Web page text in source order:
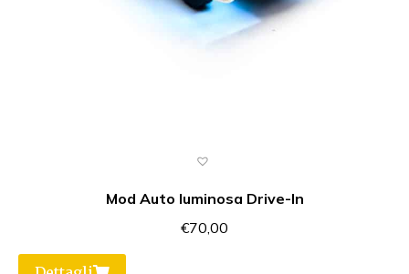
Mod Auto luminosa Drive-In
€70,00